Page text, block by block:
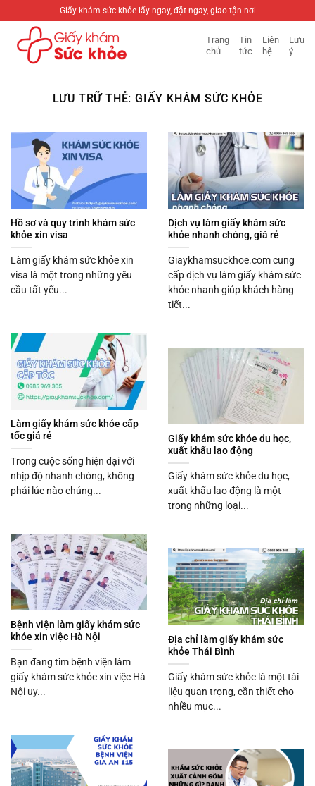
qua
Giấy khám sức khỏe lấy ngay, đặt ngay, giao tận nơi
Trang
chủ
Tin
tức
Liên
hệ
Lưu
ý
LƯU TRỮ THẺ: GIẤY KHÁM SỨC KHỎE
Hồ sơ và quy trình khám sức
khỏe xin visa
Làm giấy khám sức khỏe xin
visa là một trong những yêu
cầu tất yếu...
Dịch vụ làm giấy khám sức
khỏe nhanh chóng, giá rẻ
Giaykhamsuckhoe.com cung
cấp dịch vụ làm giấy khám sức
khỏe nhanh giúp khách hàng
tiết...
Làm giấy khám sức khỏe cấp
tốc giá rẻ
Trong cuộc sống hiện đại với
nhịp độ nhanh chóng, không
phải lúc nào chúng...
Giấy khám sức khỏe du học,
xuất khẩu lao động
Giấy khám sức khỏe du học,
xuất khẩu lao động là một
trong những loại...
Bệnh viện làm giấy khám sức
khỏe xin việc Hà Nội
Bạn đang tìm bệnh viện làm
giấy khám sức khỏe xin việc Hà
Nội uy...
Địa chỉ làm giấy khám sức
khỏe Thái Bình
Giấy khám sức khỏe là một tài
liệu quan trọng, cần thiết cho
nhiều mục...